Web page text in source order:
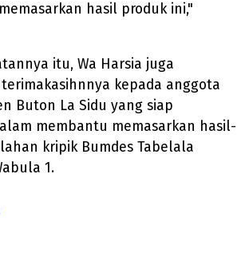
hasil produk ini,"
itu, Wa Harsia juga
kepada anggota
Buton La Sidu yang siap
membantu memasarkan hasil-
kripik Bumdes Tabelala
1.